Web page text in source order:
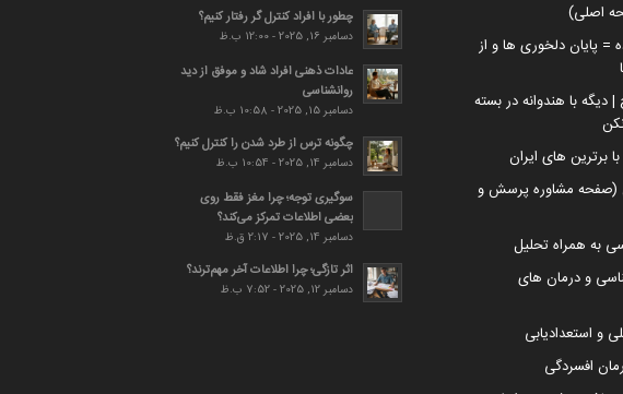
اصلی)
= پایان دلخوری ها و از
| دیگه با هندوانه در بسته
برترین های ایران
(صفحه مشاوره پرسش و
به همراه تحلیل
و درمان های
و استعدادیابی
افسردگی
چطور با افراد کنترل گر رفتار کنیم؟
دسامبر 16, 2025 - 12:00 ب.ظ
عادات ذهنی افراد شاد و موفق از دید
روانشناسی
دسامبر 15, 2025 - 10:58 ب.ظ
چگونه ترس از طرد شدن را کنترل کنیم؟
دسامبر 14, 2025 - 10:54 ب.ظ
سوگیری توجه؛ چرا مغز فقط روی
بعضی اطلاعات تمرکز می‌کند؟
دسامبر 14, 2025 - 2:17 ق.ظ
اثر تازگی؛ چرا اطلاعات آخر مهم‌ترند؟
دسامبر 12, 2025 - 7:52 ب.ظ